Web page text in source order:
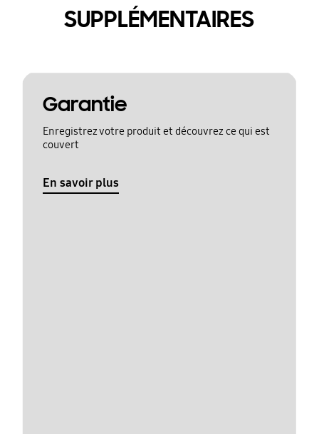
SUPPLÉMENTAIRES
Garantie
Enregistrez votre produit et découvrez ce qui est
couvert
En savoir plus